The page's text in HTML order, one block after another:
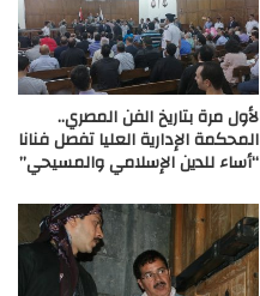
لأول مرة بتاريخ الفن المصري..
المحكمة الإدارية العليا تفصل فنانا
“أساء للدين الإسلامي والمسيحي”